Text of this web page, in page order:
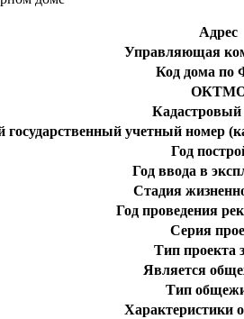
Адрес
Управляющая
Код дома
Кадастровый
государственный учетный номер
Год
Год ввода в
Стадия
Год проведения
Серия
Тип проекта
Является
Тип
Характеристики